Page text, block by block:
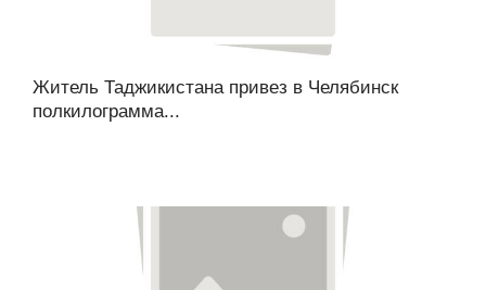
Житель Таджикистана привез в Челябинск
полкилограмма...